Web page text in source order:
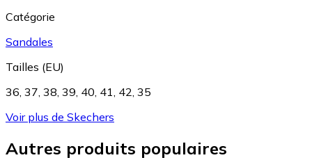
Catégorie
Sandales
Tailles (EU)
36, 37, 38, 39, 40, 41, 42, 35
Voir plus de Skechers
Autres produits populaires